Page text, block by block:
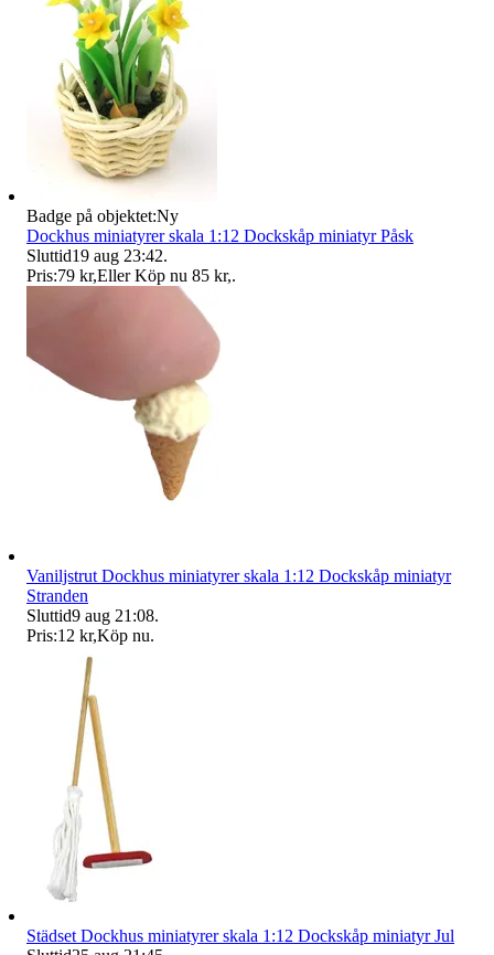
Badge på objektet:Ny
Dockhus miniatyrer skala 1:12 Dockskåp miniatyr Påsk
Sluttid19 aug 23:42.
Pris:79 kr,Eller Köp nu 85 kr,.
Vaniljstrut Dockhus miniatyrer skala 1:12 Dockskåp miniatyr
Stranden
Sluttid9 aug 21:08.
Pris:12 kr,Köp nu.
Städset Dockhus miniatyrer skala 1:12 Dockskåp miniatyr Jul